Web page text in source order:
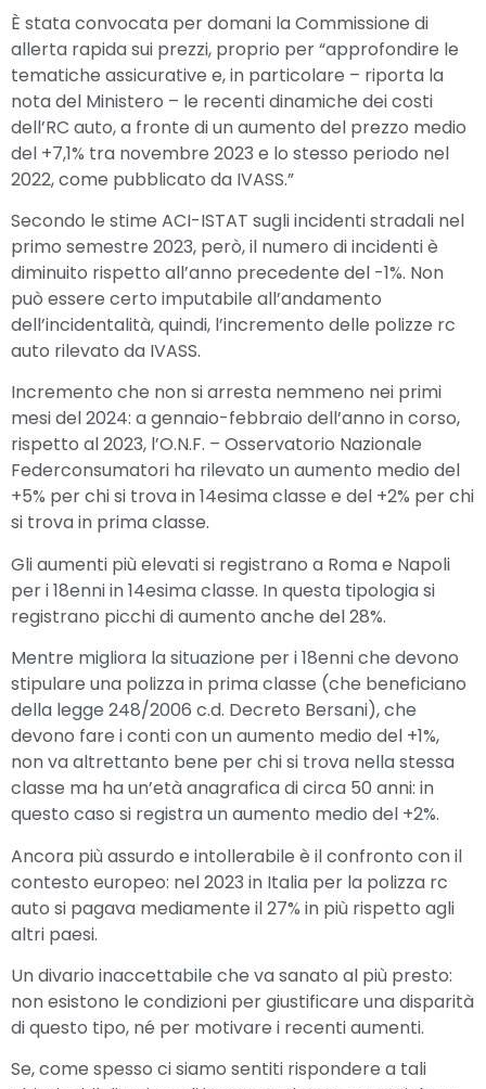
È stata convocata per domani la Commissione di
allerta rapida sui prezzi, proprio per “approfondire le
tematiche assicurative e, in particolare – riporta la
nota del Ministero – le recenti dinamiche dei costi
dell’RC auto, a fronte di un aumento del prezzo medio
del +7,1% tra novembre 2023 e lo stesso periodo nel
2022, come pubblicato da IVASS.”
Secondo le stime ACI-ISTAT sugli incidenti stradali nel
primo semestre 2023, però, il numero di incidenti è
diminuito rispetto all’anno precedente del -1%. Non
può essere certo imputabile all’andamento
dell’incidentalità, quindi, l’incremento delle polizze rc
auto rilevato da IVASS.
Incremento che non si arresta nemmeno nei primi
mesi del 2024: a gennaio-febbraio dell’anno in corso,
rispetto al 2023, l’O.N.F. – Osservatorio Nazionale
Federconsumatori ha rilevato un aumento medio del
+5% per chi si trova in 14esima classe e del +2% per chi
si trova in prima classe.
Gli aumenti più elevati si registrano a Roma e Napoli
per i 18enni in 14esima classe. In questa tipologia si
registrano picchi di aumento anche del 28%.
Mentre migliora la situazione per i 18enni che devono
stipulare una polizza in prima classe (che beneficiano
della legge 248/2006 c.d. Decreto Bersani), che
devono fare i conti con un aumento medio del +1%,
non va altrettanto bene per chi si trova nella stessa
classe ma ha un’età anagrafica di circa 50 anni: in
questo caso si registra un aumento medio del +2%.
Ancora più assurdo e intollerabile è il confronto con il
contesto europeo: nel 2023 in Italia per la polizza rc
auto si pagava mediamente il 27% in più rispetto agli
altri paesi.
Un divario inaccettabile che va sanato al più presto:
non esistono le condizioni per giustificare una disparità
di questo tipo, né per motivare i recenti aumenti.
Se, come spesso ci siamo sentiti rispondere a tali